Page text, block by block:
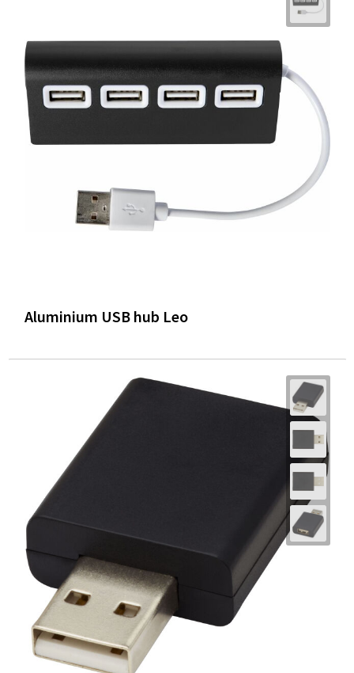
Aluminium USB hub Leo